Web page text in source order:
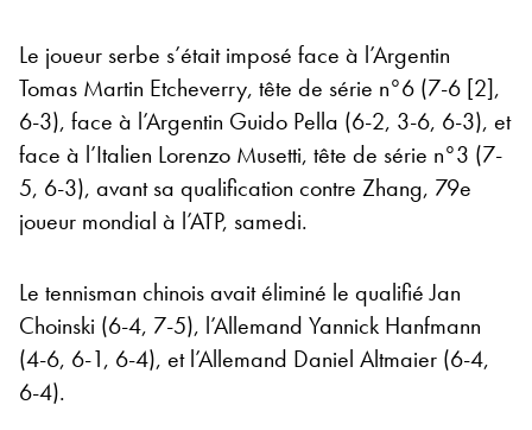
Le joueur serbe s’était imposé face à l’Argentin
Tomas Martin Etcheverry, tête de série n°6 (7-6 [2],
6-3), face à l’Argentin Guido Pella (6-2, 3-6, 6-3), et
face à l’Italien Lorenzo Musetti, tête de série n°3 (7-
5, 6-3), avant sa qualification contre Zhang, 79e
joueur mondial à l’ATP, samedi.
Le tennisman chinois avait éliminé le qualifié Jan
Choinski (6-4, 7-5), l’Allemand Yannick Hanfmann
(4-6, 6-1, 6-4), et l’Allemand Daniel Altmaier (6-4,
6-4).